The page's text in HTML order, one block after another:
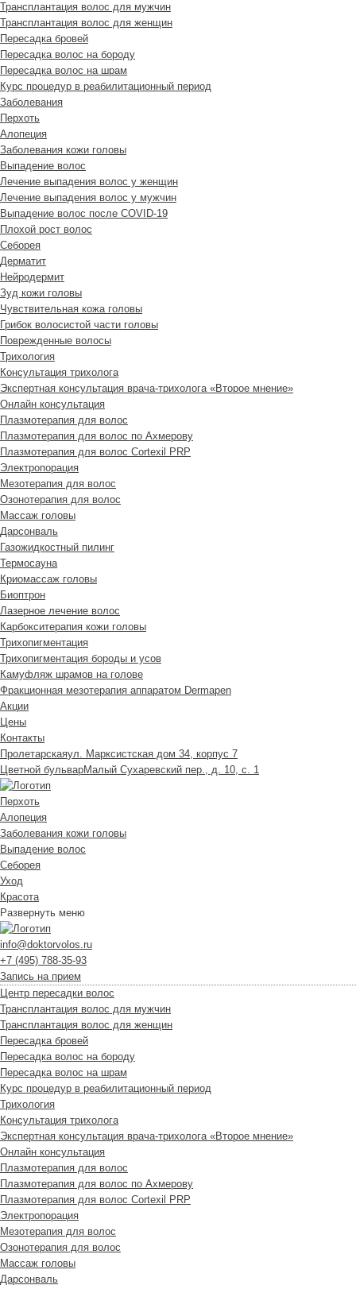
Трансплантация волос для мужчин
Трансплантация волос для женщин
Пересадка бровей
Пересадка волос на бороду
Пересадка волос на шрам
Курс процедур в реабилитационный период
Заболевания
Перхоть
Алопеция
Заболевания кожи головы
Выпадение волос
Лечение выпадения волос у женщин
Лечение выпадения волос у мужчин
Выпадение волос после COVID-19
Плохой рост волос
Cеборея
Дерматит
Нейродермит
Зуд кожи головы
Чувствительная кожа головы
Грибок волосистой части головы
Поврежденные волосы
Трихология
Консультация трихолога
Экспертная консультация врача-трихолога «Второе мнение»
Онлайн консультация
Плазмотерапия для волос
Плазмотерапия для волос по Ахмерову
Плазмотерапия для волос Cortexil PRP
Электропорация
Мезотерапия для волос
Озонотерапия для волос
Массаж головы
Дарсонваль
Газожидкостный пилинг
Термосауна
Криомассаж головы
Биоптрон
Лазерное лечение волос
Карбокситерапия кожи головы
Трихопигментация
Трихопигментация бороды и усов
Камуфляж шрамов на голове
Фракционная мезотерапия аппаратом Dermapen
Акции
Цены
Контакты
Пролетарскаяул. Марксистская дом 34, корпус 7
Цветной бульварМалый Сухаревский пер., д. 10, с. 1
Перхоть
Алопеция
Заболевания кожи головы
Выпадение волос
Cеборея
Уход
Красота
Развернуть меню
info@doktorvolos.ru
+7 (495) 788-35-93
Запись на прием
Центр пересадки волос
Трансплантация волос для мужчин
Трансплантация волос для женщин
Пересадка бровей
Пересадка волос на бороду
Пересадка волос на шрам
Курс процедур в реабилитационный период
Трихология
Консультация трихолога
Экспертная консультация врача-трихолога «Второе мнение»
Онлайн консультация
Плазмотерапия для волос
Плазмотерапия для волос по Ахмерову
Плазмотерапия для волос Cortexil PRP
Электропорация
Мезотерапия для волос
Озонотерапия для волос
Массаж головы
Дарсонваль